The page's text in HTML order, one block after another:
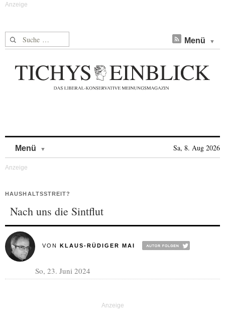
Suche nach: Menü
Menü Sa, 8. Aug 2026
HAUSHALTSSTREIT?
Nach uns die Sintflut
VON KLAUS-RÜDIGER MAI
So, 23. Juni 2024